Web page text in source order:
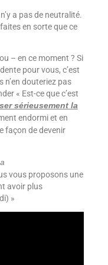
a pas de neutralité.
en sorte que ce
– en ce moment ? Si
pour vous, c’est
n’en douteriez pas
« Est-ce que c’est
sérieusement la
endormi et en
façon de devenir
vous proposons une
avoir plus
»